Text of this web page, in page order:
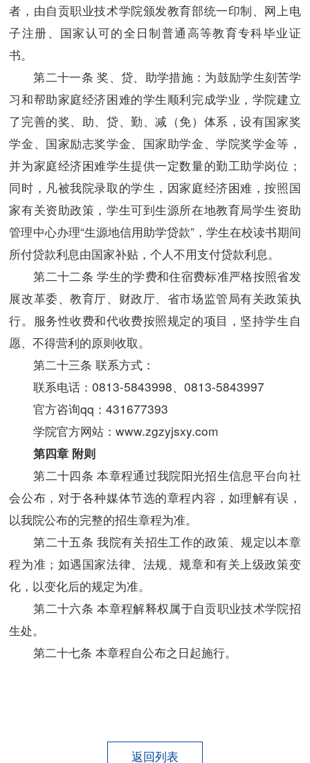
者，由自贡职业技术学院颁发教育部统一印制、网上电
子注册、国家认可的全日制普通高等教育专科毕业证
书。
第二十一条 奖、贷、助学措施：为鼓励学生刻苦学
习和帮助家庭经济困难的学生顺利完成学业，学院建立
了完善的奖、助、贷、勤、减（免）体系，设有国家奖
学金、国家励志奖学金、国家助学金、学院奖学金等，
并为家庭经济困难学生提供一定数量的勤工助学岗位；
同时，凡被我院录取的学生，因家庭经济困难，按照国
家有关资助政策，学生可到生源所在地教育局学生资助
管理中心办理“生源地信用助学贷款”，学生在校读书期间
所付贷款利息由国家补贴，个人不用支付贷款利息。
第二十二条 学生的学费和住宿费标准严格按照省发
展改革委、教育厅、财政厅、省市场监管局有关政策执
行。服务性收费和代收费按照规定的项目，坚持学生自
愿、不得营利的原则收取。
第二十三条 联系方式：
联系电话：0813-5843998、0813-5843997
官方咨询qq：431677393
学院官方网站：www.zgzyjsxy.com
第四章 附则
第二十四条 本章程通过我院阳光招生信息平台向社
会公布，对于各种媒体节选的章程内容，如理解有误，
以我院公布的完整的招生章程为准。
第二十五条 我院有关招生工作的政策、规定以本章
程为准；如遇国家法律、法规、规章和有关上级政策变
化，以变化后的规定为准。
第二十六条 本章程解释权属于自贡职业技术学院招
生处。
第二十七条 本章程自公布之日起施行。
返回列表